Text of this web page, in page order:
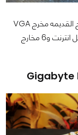
مدخلين USB2.0 ومدخل PS2 للوحات المفاتيح القديمه مخرج VGA
مخرج DVI مخرج HDMI 4 مخارج USB3.0 مدخل انترنت و6 مخارج